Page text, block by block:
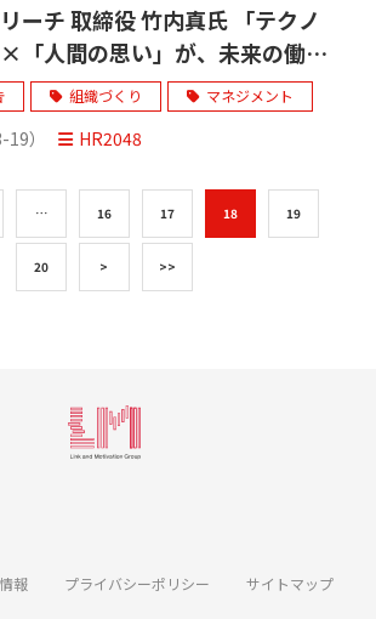
リーチ 取締役 竹内真氏 「テクノ
「人間の思い」が、未来の働き
組織づくり マネジメント
19） HR2048
… 16 17 18 19
20 > >>
報 プライバシーポリシー サイトマップ